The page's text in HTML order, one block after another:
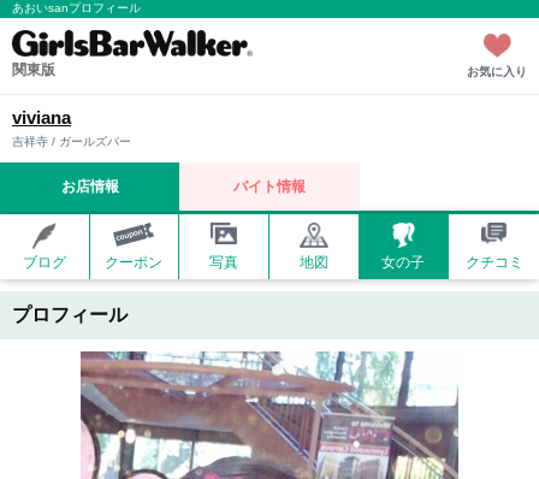
あおいsanプロフィール
関東版 お気に入り
viviana
吉祥寺 / ガールズバー
お店情報 バイト情報
ブログ クーポン 写真 地図 女の子 クチコミ
プロフィール